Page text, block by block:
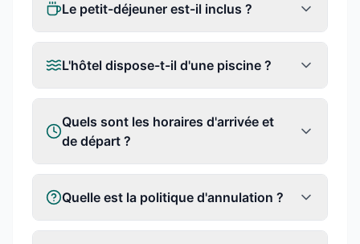
Le petit-déjeuner est-il inclus ?
L'hôtel dispose-t-il d'une piscine ?
Quels sont les horaires d'arrivée et
de départ ?
Quelle est la politique d'annulation ?